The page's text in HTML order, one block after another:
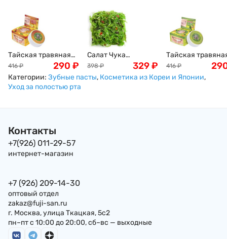
Тайская травяная
паста Thai Herbal
Mango Toothpaste с
экстрактом манго,
416 ₽ 290 ₽
Салат Чука
(замороженный) ,
1кг
398 ₽ 329₽
Тайская
зубная паста Thai
Herbal Pineapple
416 ₽
Категории: Зубные пасты, Косметика из Кореи и Японии,
Уход за полостью рта
Контакты
+7(926) 011-29-57
интернет-магазин
+7 (926) 209-14-30
оптовый отдел
zakaz@fuji-san.ru
г. Москва, улица Ткацкая, 5с2
пн–пт с 10:00 до 20:00, сб–вс — выходные